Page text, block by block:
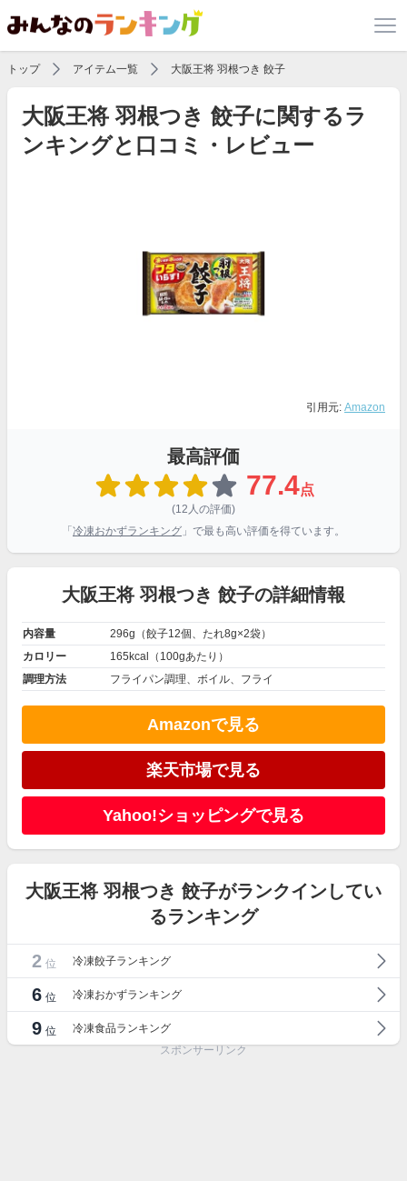
トップ アイテム一覧 大阪王将 羽根つき 餃子
大阪王将 羽根つき 餃子に関するラ
ンキングと口コミ・レビュー
引用元: Amazon
最高評価
77.4点
(12人の評価)
「 冷凍おかずランキング 」で最も高い評価を得ています。
大阪王将 羽根つき 餃子の詳細情報
内容量
296g（餃子12個、たれ8g×2袋）
カロリー
165kcal（100gあたり）
調理方法
フライパン調理、ボイル、フライ
Amazonで見る
楽天市場で見る
Yahoo!ショッピングで見る
大阪王将 羽根つき 餃子がランクインしてい
るランキング
2 位 冷凍餃子ランキング
6 位 冷凍おかずランキング
9 位
冷凍食品ランキング
スポンサーリンク